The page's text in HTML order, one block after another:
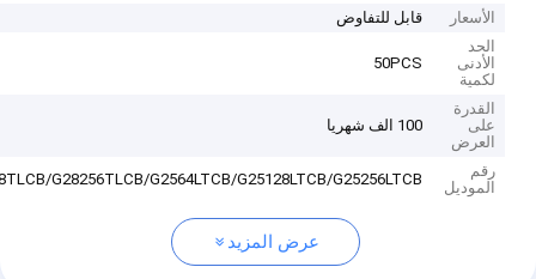
الأسعار
قابل للتفاوض
الحد
الأدنى
لكمية
50PCS
القدرة
على
العرض
100 الف شهريا
رقم
الموديل
G28256TLCB/G2564LTCB/G25128LTCB/G25256LTCB
عرض المزيد